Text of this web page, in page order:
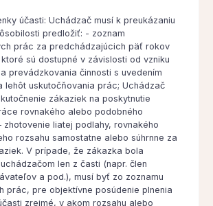
účasti: Uchádzač musí k preukázaniu
predložiť: - zoznam
prác za predchádzajúcich päť rokov
sú dostupné v závislosti od vzniku
prevádzkovania činnosti s uvedením
lehôt uskutočňovania prác; Uchádzač
zákaziek na poskytnutie
rovnakého alebo podobného
zhotovenie liatej podlahy, rovnakého
rozsahu samostatne alebo súhrnne za
V prípade, že zákazka bola
len z časti (napr. člen
a pod.), musí byť zo zoznamu
prác, pre objektívne posúdenie plnenia
zrejmé, v akom rozsahu alebo